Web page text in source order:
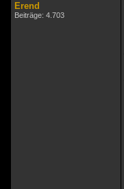
Erend
Beiträge: 4.703